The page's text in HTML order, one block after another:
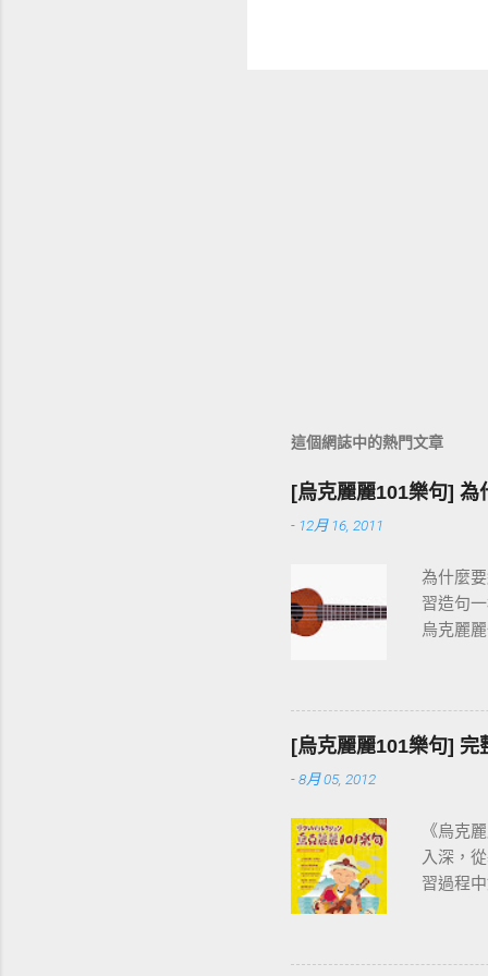
這個網誌中的熱門文章
[烏克麗麗101樂句] 為
- 12月 16, 2011
為什麼
習造句
烏克麗
[烏克麗麗101樂句]
-8月 05, 2012
《烏克
入深，
習過程